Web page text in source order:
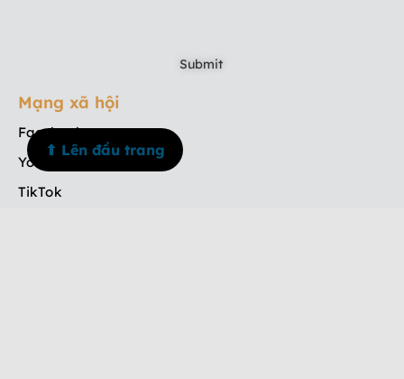
Mạng xã hội
Facebook
Youtube
TikTok
⬆ Lên đầu trang